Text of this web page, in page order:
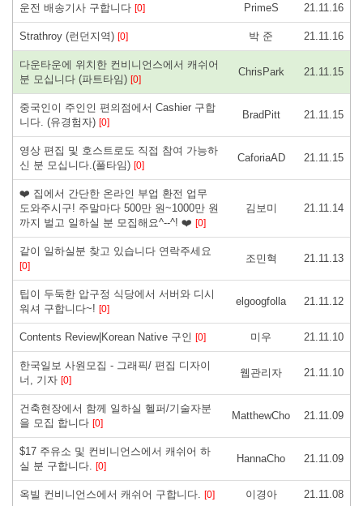
운전 배송기사 구합니다 [0] PrimeS 21.11.16
Strathroy (런던지역) [0] 박 준 21.11.16
다운타운에 위치한 컨비니언스에서 캐쉬어
분 모십니다 (파트타임) [0]
ChrisPark 21.11.15
중국인이 주인인 편의점에서 Cashier 구합
니다. (유경험자) [0]
BradPitt 21.11.15
영상 편집 및 호스트로도 직접 참여 가능하
신 분 모십니다.(풀타임) [0]
CaforiaAD 21.11.15
❤️ 집에서 간단한 온라인 부업 환전 업무
도와주시구! 주말마다 500만 원~1000만 원
까지 벌고 일하실 분 모집해요^--^! ❤️ [0]
김보미 21.11.14
같이 일하실분 찾고 있습니다 연락주세요
[0]
조민혁 21.11.13
팁이 두둑한 압구정 식당에서 서버와 디시
워셔 구합니다~! [0]
elgoogfolla 21.11.12
Contents Review|Korean Native 구인 [0] 미우 21.11.10
한국일보 사원모집 - 그래픽/ 편집 디자이
너, 기자 [0]
웹관리자 21.11.10
건축현장에서 함께 일하실 헬퍼/기술자분
을 모집 합니다 [0]
MatthewCho 21.11.09
$17 주유소 및 컨비니언스에서 캐쉬어 하
실 분 구합니다. [0]
HannaCho 21.11.09
옥빌 컨비니언스에서 캐쉬어 구합니다. [0] 이경아 21.11.08